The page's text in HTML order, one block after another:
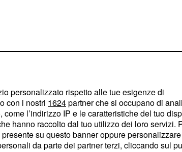
personalizzato rispetto alle tue esigenze di
con i nostri 1624partner che si occupano di
l’indirizzo IP e le caratteristiche del tuo
hanno raccolto dal tuo utilizzo dei loro servizi.
presente su questo banner oppure
da parte dei partner terzi, cliccando sul